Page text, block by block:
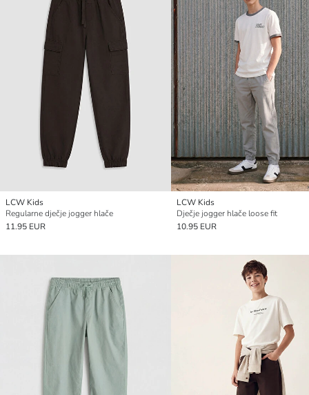
LCW Kids
Regularne dječje jogger hlače
11.95 EUR
LCW Kids
Dječje jogger hlače loose fit
10.95 EUR